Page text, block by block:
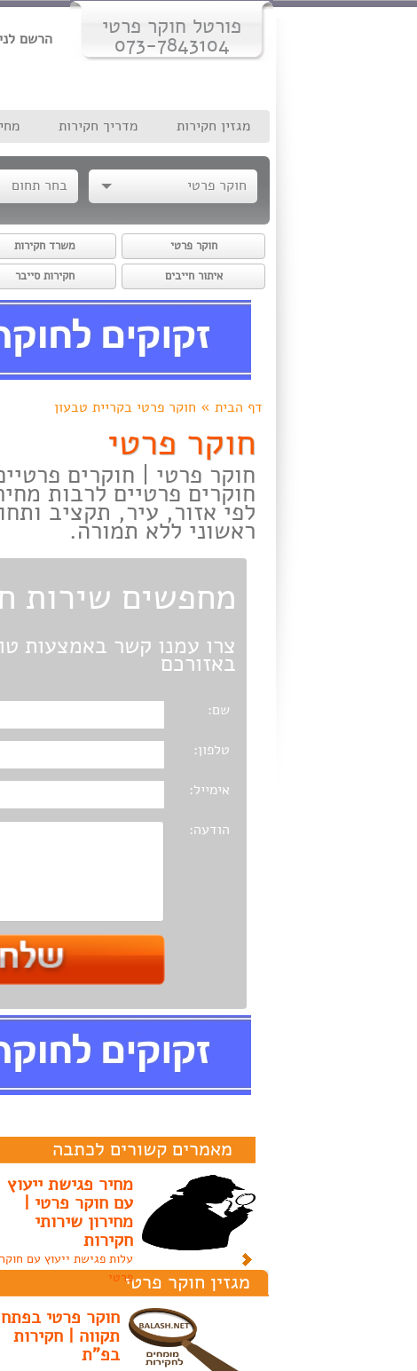
פורטל חוקר פרטי
073-7843104 הרשם
מגזין חקירות מדריך חקירות
חוקר פרטי בחר תחום
חוקר פרטי משרד חקירות
איתור חייבים
חקירות סייבר
דף הבית » חוקר פרטי בקריית טבעון
חוקר פרטי
חוקר פרטי | חוקרים
חוקרים פרטיים לרבות
לפי אזור, עיר, תקציב
ראשוני ללא תמורה.
מחפשים שירות
צרו עמנו קשר באמצעות
באזורכם
שם:
טלפון:
אימייל:
הודעה:
מאמרים קשורים לכתבה
מחיר פגישת ייעוץ
עם חוקר פרטי |
מחירון שירותי
חקירות
עלות פגישת ייעוץ עם חוקר
פרטימגזין חוקר פרטי
חוקר פרטי בפתח
תקווה | חקירות
בפ"ת